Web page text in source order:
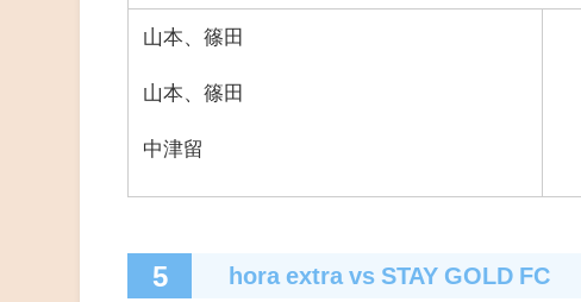
山本、篠田
山本、篠田
中津留
5 hora extra vs STAY GOLD FC